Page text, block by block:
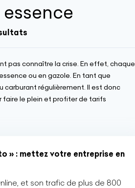
pas connaître la crise. En effet, chaque
ou en gazole. En tant que
carburant régulièrement. Il est donc
le plein et profiter de tarifs
» : mettez votre entreprise en
et son trafic de plus de 800